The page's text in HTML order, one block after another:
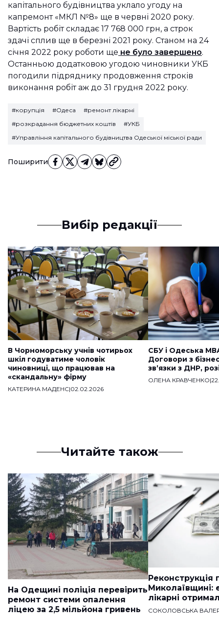
Поширити
капітального будівництва уклало угоду на
капремонт «МКЛ №8» ще в червні 2020 року.
Вартість робіт складає 17 768 000 грн, а строк
здачі сплив ще в березні 2021 року. Станом на 24
січня 2022 року роботи ще не було завершено.
Останньою додатковою угодою чиновники УКБ
погодили підряднику продовження строків
виконання робіт аж до 31 грудня 2022 року.
#корупція #Одеса
#ремонт лікарні
#розкрадання бюджетних коштів
#УКБ
#Управління капітального будівництва Одеської міської ради
Вибір редакції
В Чорноморську учнів чотирьох
шкіл годуватиме чоловік
чиновниці, що працював на
«скандальну» фірму
КАТЕРИНА МАДЕНС|02.02.2026
СБУ і Одеська
Договори з
звʼязки з ДНР,
ОЛЕНА КРАВЧЕНКО|
Читайте також
На Одещині поліція перевірить
ремонт системи опалення
ліцею за 2,5 мільйона гривень
Реконструкція
Миколаївщині:
лікарні
СОКОЛОВСЬКА